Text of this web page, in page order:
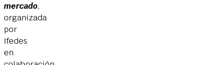
mercado,
organizada
por
Ifedes
en